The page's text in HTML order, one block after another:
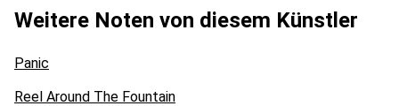
Weitere Noten von diesem Künstler
Panic
Reel Around The Fountain